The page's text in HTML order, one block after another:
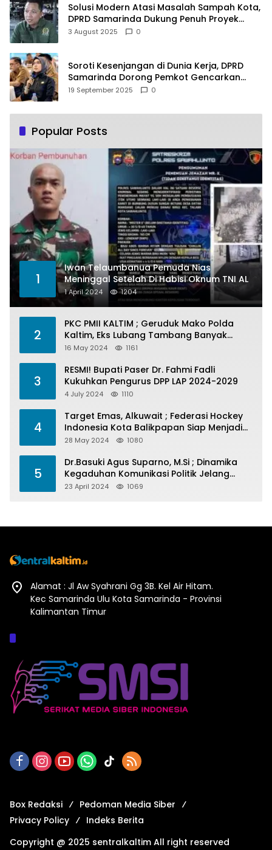
Solusi Modern Atasi Masalah Sampah Kota,
DPRD Samarinda Dukung Penuh Proyek
PLTSA
3 August 2025 0
Soroti Kesenjangan di Dunia Kerja, DPRD
Samarinda Dorong Pemkot Gencarkan
Pemberdayaan Perempuan
19 September 2025 0
Popular Posts
1
Iwan Telaumbanua Pemuda Nias
Meninggal Setelah Di Habisi Oknum TNI AL
1 April 2024 1204
2
PKC PMII KALTIM ; Geruduk Mako Polda
Kaltim, Eks Lubang Tambang Banyak
Menelan Korban
16 May 2024 1161
3
RESMI! Bupati Paser Dr. Fahmi Fadli
Kukuhkan Pengurus DPP LAP 2024-2029
4 July 2024 1110
4
Target Emas, Alkuwait ; Federasi Hockey
Indonesia Kota Balikpapan Siap Menjadi
Barometer Prestasi Di Kaltim
28 May 2024 1080
5
Dr.Basuki Agus Suparno, M.Si ; Dinamika
Kegaduhan Komunikasi Politik Jelang
Pesta Politik 2024
23 April 2024 1069
Alamat : Jl Aw Syahrani Gg 3B. Kel Air Hitam.
Kec Samarinda Ulu Kota Samarinda - Provinsi
Kalimantan Timur
Box Redaksi
Pedoman Media Siber
Privacy Policy
Indeks Berita
Copyright @ 2025 sentralkaltim All right reserved